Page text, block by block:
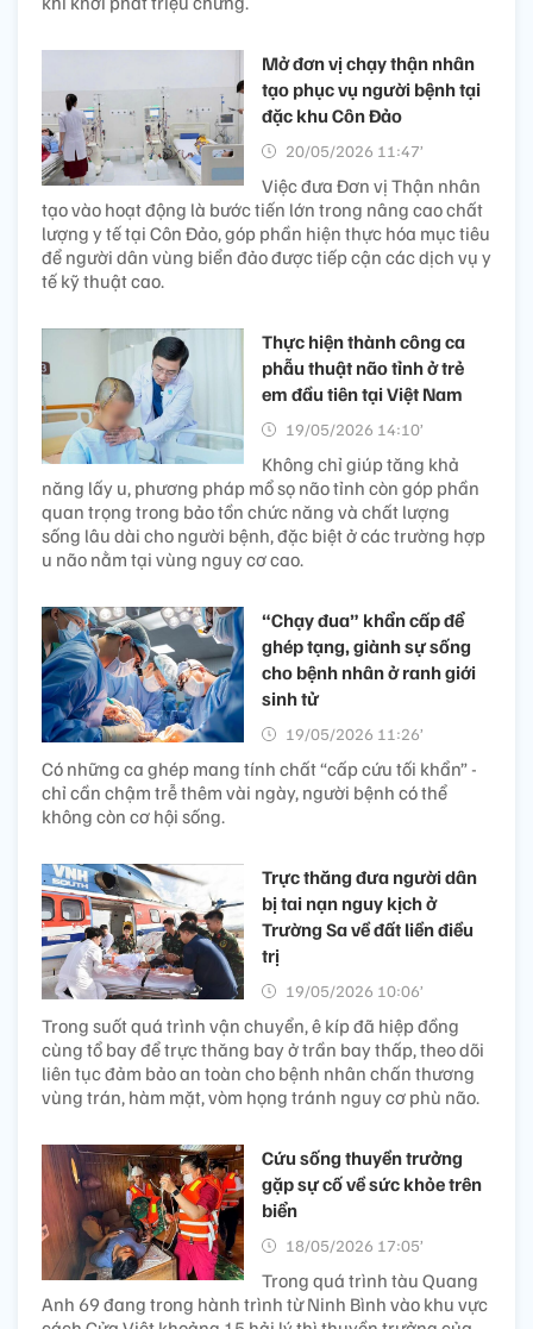
Mở đơn vị chạy thận nhân
tạo phục vụ người bệnh tại
đặc khu Côn Đảo
20/05/2026 11:47’
Việc đưa Đơn vị Thận nhân
tạo vào hoạt động là bước tiến lớn trong nâng cao chất
lượng y tế tại Côn Đảo, góp phần hiện thực hóa mục tiêu
để người dân vùng biển đảo được tiếp cận các dịch vụ y
tế kỹ thuật cao.
Thực hiện thành công ca
phẫu thuật não tỉnh ở trẻ
em đầu tiên tại Việt Nam
19/05/2026 14:10’
Không chỉ giúp tăng khả
năng lấy u, phương pháp mổ sọ não tỉnh còn góp phần
quan trọng trong bảo tồn chức năng và chất lượng
sống lâu dài cho người bệnh, đặc biệt ở các trường hợp
u não nằm tại vùng nguy cơ cao.
“Chạy đua” khẩn cấp để
ghép tạng, giành sự sống
cho bệnh nhân ở ranh giới
sinh tử
19/05/2026 11:26’
Có những ca ghép mang tính chất “cấp cứu tối khẩn” -
chỉ cần chậm trễ thêm vài ngày, người bệnh có thể
không còn cơ hội sống.
Trực thăng đưa người dân
bị tai nạn nguy kịch ở
Trường Sa về đất liền điều
trị
19/05/2026 10:06’
Trong suốt quá trình vận chuyển, ê kíp đã hiệp đồng
cùng tổ bay để trực thăng bay ở trần bay thấp, theo dõi
liên tục đảm bảo an toàn cho bệnh nhân chấn thương
vùng trán, hàm mặt, vòm họng tránh nguy cơ phù não.
Cứu sống thuyền trưởng
gặp sự cố về sức khỏe trên
biển
18/05/2026 17:05’
Trong quá trình tàu Quang
Anh 69 đang trong hành trình từ Ninh Bình vào khu vực